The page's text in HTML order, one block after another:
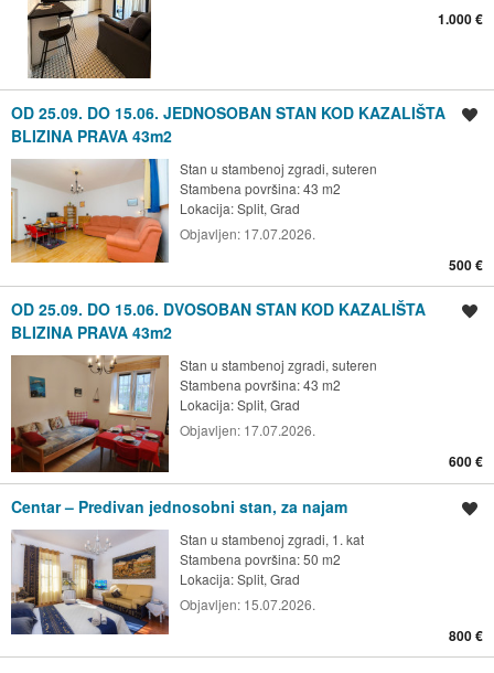
1.000 €
OD 25.09. DO 15.06. JEDNOSOBAN STAN KOD KAZALIŠTA
BLIZINA PRAVA 43m2
Stan u stambenoj zgradi, suteren
Stambena površina: 43 m2
Lokacija:Split, Grad
Objavljen: 17.07.2026.
500 €
OD 25.09. DO 15.06. DVOSOBAN STAN KOD KAZALIŠTA
BLIZINA PRAVA 43m2
Stan u stambenoj zgradi, suteren
Stambena površina: 43 m2
Lokacija:Split, Grad
Objavljen: 17.07.2026.
600 €
Centar – Predivan jednosobni stan, za najam
Stan u stambenoj zgradi, 1. kat
Stambena površina: 50 m2
Lokacija:Split, Grad
Objavljen: 15.07.2026.
800 €